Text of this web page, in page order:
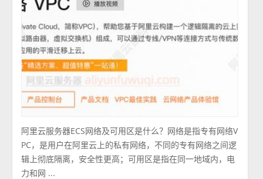
阿里云服务器ECS网络及可用区是什么？网络是指专有网络V
PC，是用户在阿里云上的私有网络，不同的专有网络之间逻
辑上彻底隔离，安全性更高；可用区是指在同一地域内，电
力和网 ...